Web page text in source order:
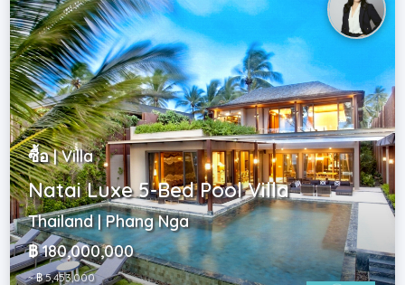
ซื้อ | Villa
Natai Luxe 5-Bed Pool Villa
Thailand | Phang Nga
฿ 180,000,000
~ ฿ 5,453,000